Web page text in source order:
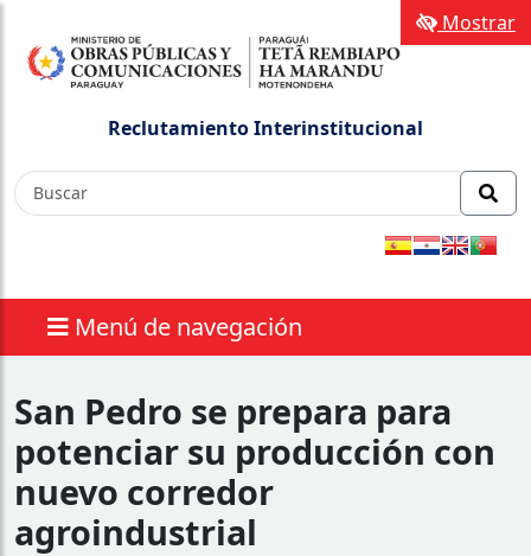
Reclutamiento Interinstitucional
Menú de navegación
Mostrar
San Pedro se prepara para
potenciar su producción con
nuevo corredor
agroindustrial